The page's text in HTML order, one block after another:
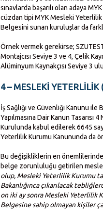
sınavlarda başarılı olan adaya
cüzdan tipi MYK Mesleki
Belgesini sunan kuruluşlar da
Örnek vermek gerekirse;
Montajcısı Seviye 3 ve 4, Çelik
Alüminyum Kaynakçısı Seviye 3
4 – MESLEKİ YETERLİLİK
İş Sağlığı ve Güvenliği Kanunu
Yapılmasına Dair Kanun
Kurulunda kabul edilerek 6645
Yeterlilik Kurumu Kanununda da
Bu değişikliklerin en
belge zorunluluğu getirilen
olup, Mesleki Yeterlilik Kurumu
Bakanlığınca çıkarılacak
on iki ay sonra Mesleki Yeterlilik
Belgesine sahip olmayan kişiler